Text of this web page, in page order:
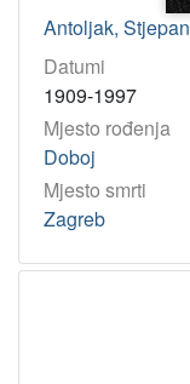
Antoljak, Stjepan
Datumi
1909-1997
Mjesto rođenja
Doboj
Mjesto smrti
Zagreb